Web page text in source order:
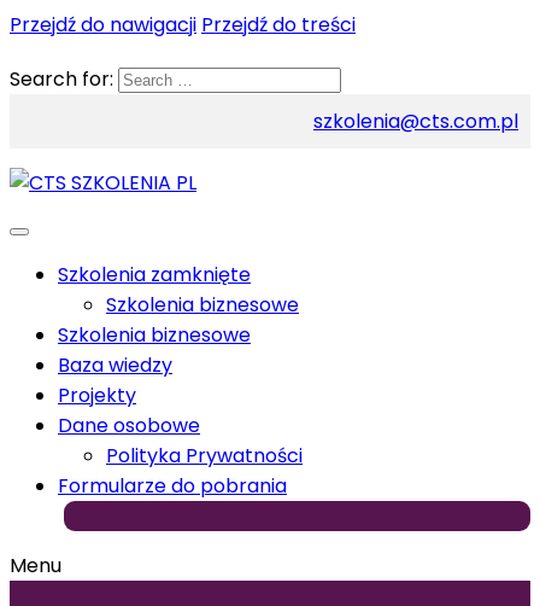
Przejdź do nawigacji Przejdź do treści
Search for:
szkolenia@cts.com.pl
Szkolenia zamknięte
Szkolenia biznesowe
Szkolenia biznesowe
Baza wiedzy
Projekty
Dane osobowe
Polityka Prywatności
Formularze do pobrania
Menu